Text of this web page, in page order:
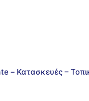
– Κατασκευές –